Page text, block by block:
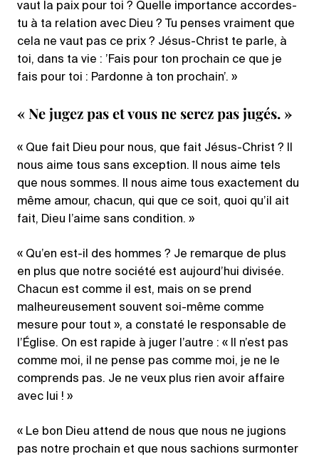
vaut la paix pour toi ? Quelle importance accordes-
tu à ta relation avec Dieu ? Tu penses vraiment que
cela ne vaut pas ce prix ? Jésus-Christ te parle, à
toi, dans ta vie : ’Fais pour ton prochain ce que je
fais pour toi : Pardonne à ton prochain’. »
« Ne jugez pas et vous ne serez pas jugés. »
« Que fait Dieu pour nous, que fait Jésus-Christ ? Il
nous aime tous sans exception. Il nous aime tels
que nous sommes. Il nous aime tous exactement du
même amour, chacun, qui que ce soit, quoi qu’il ait
fait, Dieu l’aime sans condition. »
« Qu’en est-il des hommes ? Je remarque de plus
en plus que notre société est aujourd’hui divisée.
Chacun est comme il est, mais on se prend
malheureusement souvent soi-même comme
mesure pour tout », a constaté le responsable de
l’Église. On est rapide à juger l’autre : « Il n’est pas
comme moi, il ne pense pas comme moi, je ne le
comprends pas. Je ne veux plus rien avoir affaire
avec lui ! »
« Le bon Dieu attend de nous que nous ne jugions
pas notre prochain et que nous sachions surmonter